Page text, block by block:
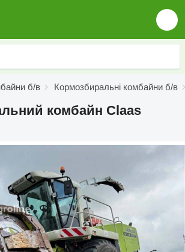
б/в Кормозбиральні комбайни б/в
комбайн Claas